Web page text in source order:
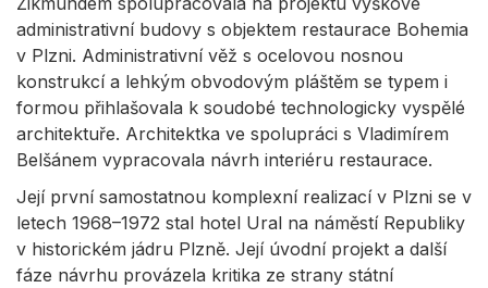
administrativní budovy s objektem restaurace Bohemia
v Plzni. Administrativní věž s ocelovou nosnou
konstrukcí a lehkým obvodovým pláštěm se typem i
formou přihlašovala k soudobé technologicky vyspělé
architektuře. Architektka ve spolupráci s Vladimírem
Belšánem vypracovala návrh interiéru restaurace.
Její první samostatnou komplexní realizací v Plzni se v
letech 1968–1972 stal hotel Ural na náměstí Republiky
v historickém jádru Plzně. Její úvodní projekt a další
fáze návrhu provázela kritika ze strany státní